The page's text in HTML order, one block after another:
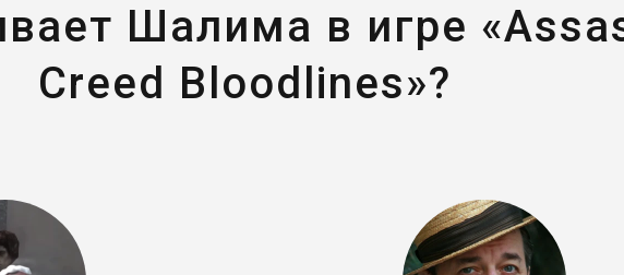
Шалима в игре
Creed Bloodlines»?